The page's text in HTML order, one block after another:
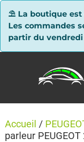
⛱ La boutique est
Les commandes
partir du vendredi
Accueil /
parleur
Panneau de